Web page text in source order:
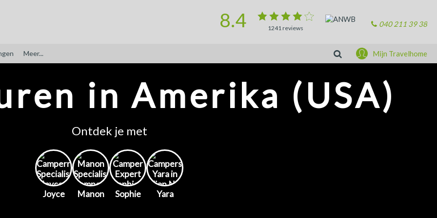
040 211 39 38
1241reviews
8.4
Meer... Zoeken Mijn Travelhome
in Amerika (USA)
Ontdek je met
Joyce Manon Sophie Yara